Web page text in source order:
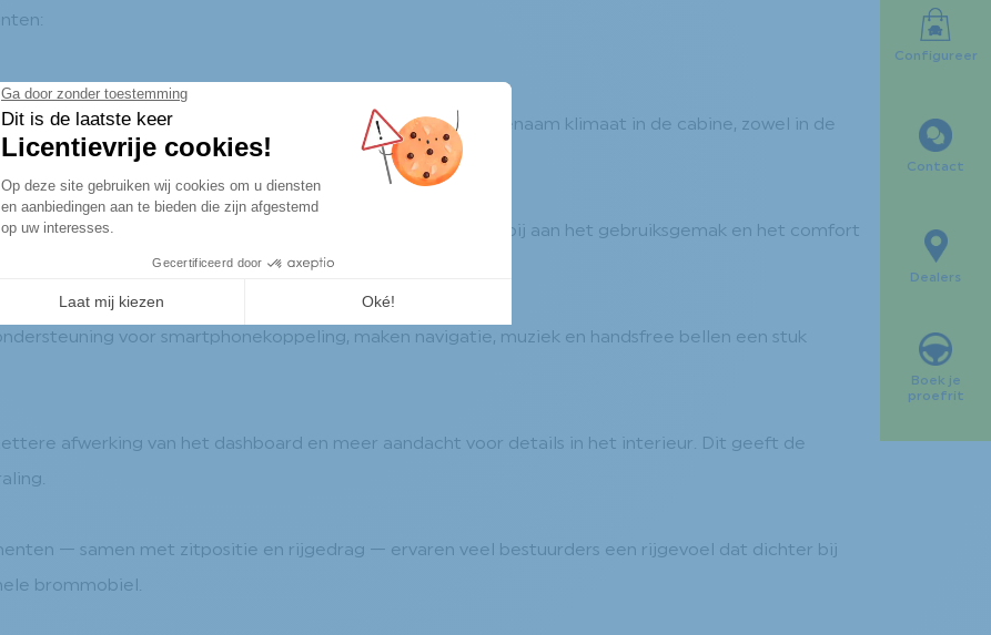
Ligier-modellen airconditioning. Dat zorgt voor een aangenaam klimaat in de cabine, zowel in de
parkeren en manoeuvreren in de stad. Het draagt direct bij aan het gebruiksgemak en het comfort
voor smartphonekoppeling, maken navigatie, muziek en handsfree bellen een stuk
afwerking van het dashboard en meer aandacht voor details in het interieur. Dit geeft de
— samen met zitpositie en rijgedrag — ervaren veel bestuurders een rijgevoel dat dichter bij
brommobiel.
Configureer
Contact
Dealers
Boek je
proefrit